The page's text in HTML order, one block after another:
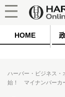
HOME
ハーバー・ビジネス・
始！ マイナンバーカ